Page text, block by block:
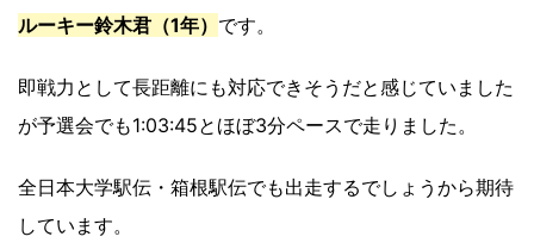
ルーキー鈴木君（1年） です。
即戦力として長距離にも対応できそうだと感じていました
が予選会でも1:03:45とほぼ3分ペースで走りました。
全日本大学駅伝・箱根駅伝でも出走するでしょうから期待
しています。